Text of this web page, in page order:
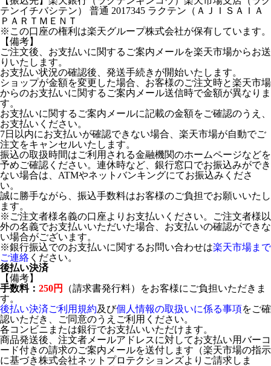
テンイチバシテン） 普通 2017345 ラクテン（ＡＪＩＳＡＩＡ
ＰＡＲＴＭＥＮＴ
※この口座の権利は楽天グループ株式会社が保有しています。
【備考】
ご注文後、お支払いに関するご案内メールを楽天市場からお送
りいたします。
お支払い状況の確認後、発送手続きが開始いたします。
ショップが金額を変更した場合、お客様のご注文時と楽天市場
からのお支払いに関するご案内メール送信時で金額が異なりま
す。
お支払いに関するご案内メールに記載の金額をご確認のうえ、
お支払いください。
7日以内にお支払いが確認できない場合、楽天市場が自動でご
注文をキャンセルいたします。
振込の取扱時間はご利用される金融機関のホームページなどを
予めご確認ください。連休時など、銀行窓口でお振込みができ
ない場合は、ATMやネットバンキングにてお振込みくださ
い。
誠に勝手ながら、振込手数料はお客様のご負担でお願いいたし
ます。
※ご注文者様名義の口座よりお支払いください。ご注文者様以
外の名義でお支払いいただいた場合、お支払いの確認ができな
い場合がございます。
※銀行振込でのお支払いに関するお問い合わせは楽天市場まで
ご連絡 ください。
後払い決済
【備考】
手数料： 250円
（請求書発行料）をお客様にご負担いただきま
す。
後払い決済ご利用規約及び個人情報の取扱いに係る事項をご確
認いただき、ご同意のうえご利用ください。
各コンビニまたは銀行でお支払いいただけます。
商品発送後、注文者メールアドレスに対してお支払い用バーコ
ード付きの請求のご案内メールを送付します（楽天市場の指示
に基づき株式会社ネットプロテクションズよりご請求しま